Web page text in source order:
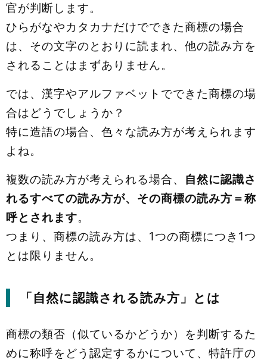
官が判断します。
ひらがなやカタカナだけでできた商標の場合
は、その文字のとおりに読まれ、他の読み方を
されることはまずありません。
では、漢字やアルファベットでできた商標の場
合はどうでしょうか？
特に造語の場合、色々な読み方が考えられます
よね。
複数の読み方が考えられる場合、 自然に認識さ
れるすべての読み方が、その商標の読み方＝称
呼とされます。
つまり、商標の読み方は、1つの商標につき1つ
とは限りません。
「自然に認識される読み方」とは
商標の類否（似ているかどうか）を判断するた
めに称呼をどう認定するかについて、特許庁の